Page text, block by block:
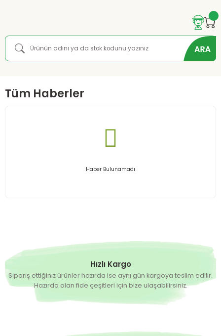
Tüm Haberler
Haber Bulunamadı
Hızlı Kargo
Sipariş ettiğiniz ürünler hazırda ise aynı gün kargoya teslim edilir.
Hazırda olan fide çeşitleri için bize ulaşabilirsiniz.